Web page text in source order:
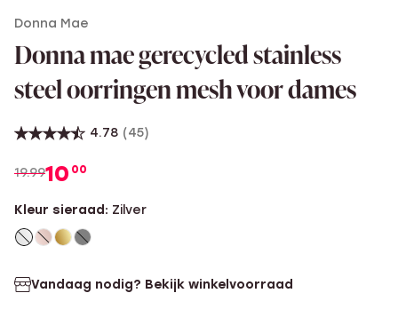
Donna Mae
Donna mae gerecycled stainless
steel oorringen mesh voor dames
4.78 (45)
19.9910 00
Kleur sieraad: Zilver
Vandaag nodig? Bekijk winkelvoorraad